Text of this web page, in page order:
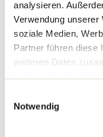
analysieren.
Verwendung
soziale Medien,
Partner führen diese
weiteren Daten
haben oder die sie
Notwendig